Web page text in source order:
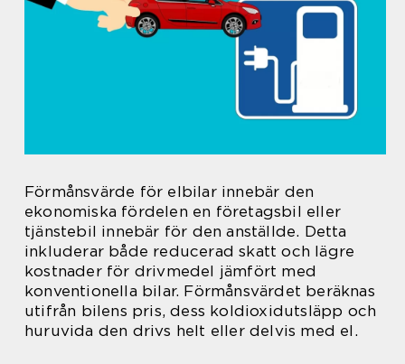
Förmånsvärde för elbilar innebär den
ekonomiska fördelen en företagsbil eller
tjänstebil innebär för den anställde. Detta
inkluderar både reducerad skatt och lägre
kostnader för drivmedel jämfört med
konventionella bilar. Förmånsvärdet beräknas
utifrån bilens pris, dess koldioxidutsläpp och
huruvida den drivs helt eller delvis med el.